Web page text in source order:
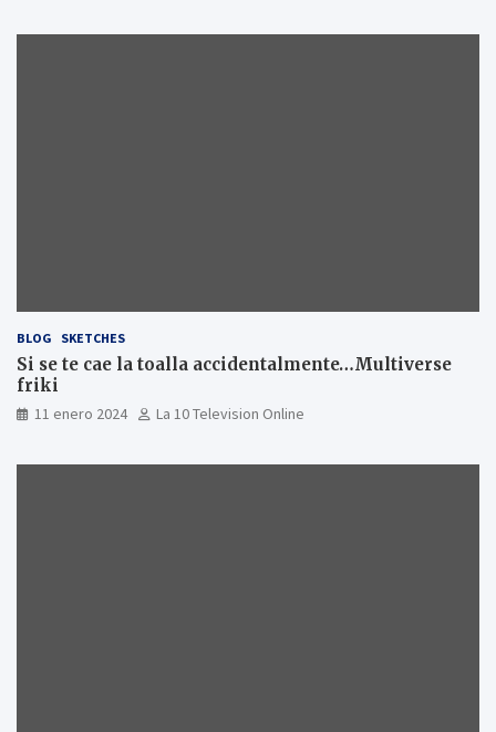
BLOG SKETCHES
Si se te cae la toalla accidentalmente…Multiverse
friki
11 enero 2024 La 10 Television Online